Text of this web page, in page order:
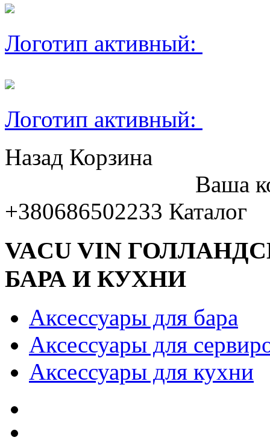
Логотип активный:
Логотип активный:
Назад Корзина
Ваша
+380686502233 Каталог
VACU VIN
БАРА И КУХНИ
Аксессуары для бара
Аксессуары для
Аксессуары для кухни